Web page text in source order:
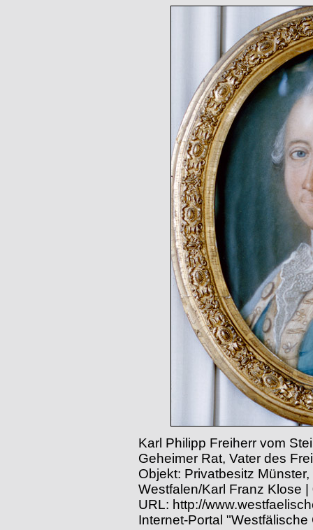
Karl Philipp Freiherr vom
Geheimer Rat, Vater des
Objekt: Privatbesitz
Westfalen/Karl Franz Klose
URL: http://
Internet-Portal